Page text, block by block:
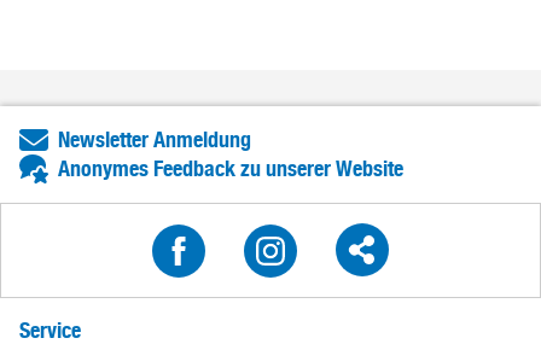
Newsletter Anmeldung
Anonymes Feedback zu unserer Website
Service